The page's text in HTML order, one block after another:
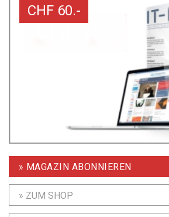
CHF 60.-
» MAGAZIN ABONNIEREN
» ZUM SHOP